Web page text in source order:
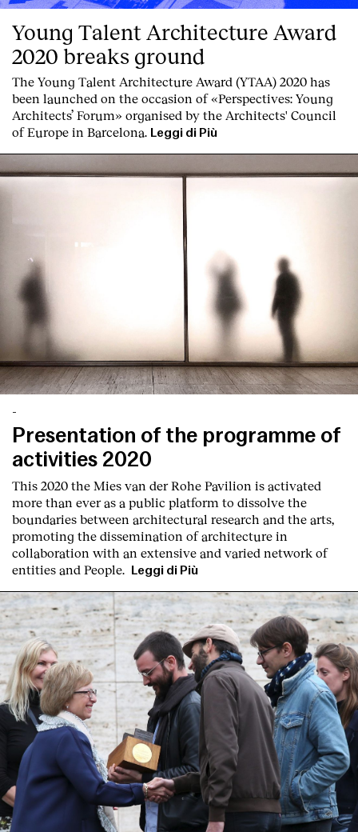
Young Talent Architecture Award
2020 breaks ground
The Young Talent Architecture Award (YTAA) 2020 has
been launched on the occasion of «Perspectives: Young
Architects’ Forum» organised by the Architects' Council
of Europe in Barcelona. Leggi di Più
-
Presentation of the programme of
activities 2020
This 2020 the Mies van der Rohe Pavilion is activated
more than ever as a public platform to dissolve the
boundaries between architectural research and the arts,
promoting the dissemination of architecture in
collaboration with an extensive and varied network of
entities and People.
Leggi di Più